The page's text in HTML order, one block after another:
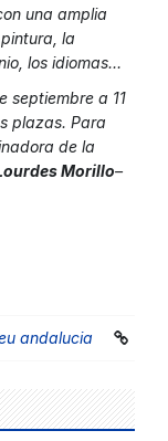
una amplia
la
los idiomas…
septiembre a 11
plazas. Para
de la
Morillo–
andalucia